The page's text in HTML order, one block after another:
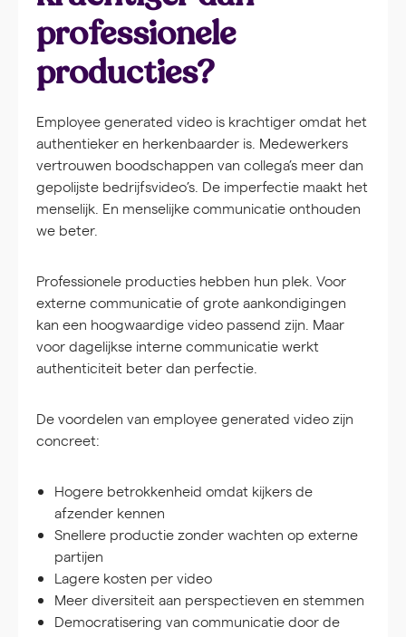
professionele
producties?
Employee generated video is krachtiger omdat het
authentieker en herkenbaarder is. Medewerkers
vertrouwen boodschappen van collega’s meer dan
gepolijste bedrijfsvideo’s. De imperfectie maakt het
menselijk. En menselijke communicatie onthouden
we beter.
Professionele producties hebben hun plek. Voor
externe communicatie of grote aankondigingen
kan een hoogwaardige video passend zijn. Maar
voor dagelijkse interne communicatie werkt
authenticiteit beter dan perfectie.
De voordelen van employee generated video zijn
concreet:
Hogere betrokkenheid omdat kijkers de
afzender kennen
Snellere productie zonder wachten op externe
partijen
Lagere kosten per video
Meer diversiteit aan perspectieven en stemmen
Democratisering van communicatie door de